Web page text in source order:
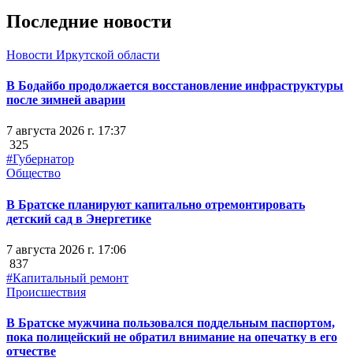
Последние новости
Новости Иркутской области
В Бодайбо продолжается восстановление инфраструктуры
после зимней аварии
7 августа 2026 г. 17:37
325
#Губернатор
Общество
В Братске планируют капитально отремонтировать
детский сад в Энергетике
7 августа 2026 г. 17:06
837
#Капитальный ремонт
Происшествия
В Братске мужчина пользовался поддельным паспортом,
пока полицейский не обратил внимание на опечатку в его
отчестве